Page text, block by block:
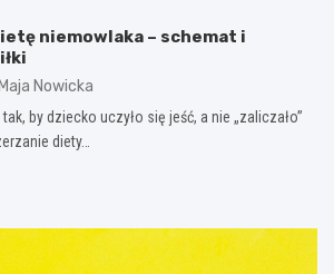
niemowlaka – schemat i
Maja Nowicka
by dziecko uczyło się jeść, a nie „zaliczało”
diety…